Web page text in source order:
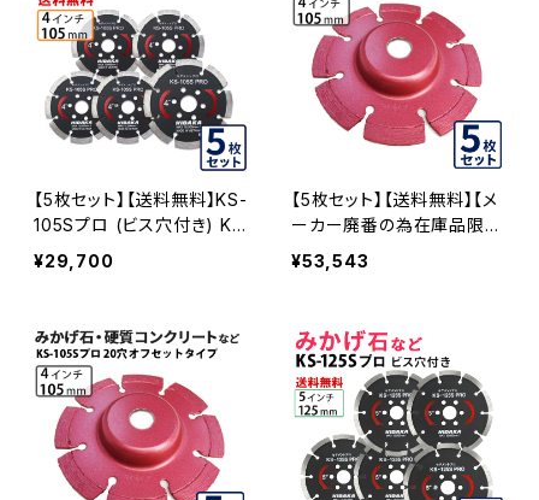
【5枚セット】【送料無料】KS-
105Sプロ (ビス穴付き) KS
セグメントプロ 4インチ 105
mm みかげ石などの切断用
ドカッター 刃 ビス3個付属
(ks-105spro-b) KS-105S
PRO-B-05
¥29,700
【5枚セット】【送料無料】【メ
ーカー廃番の為在庫品限
り】KSダイヤセグメント KS-
105Sプロ 15穴 内径15mm
プ) (ks-105spro-of15) ダ
イヤモンドカッター 刃キワ
切り コーナーカット 水平切
断 KS-105SPRO-OF15-0
¥53,543